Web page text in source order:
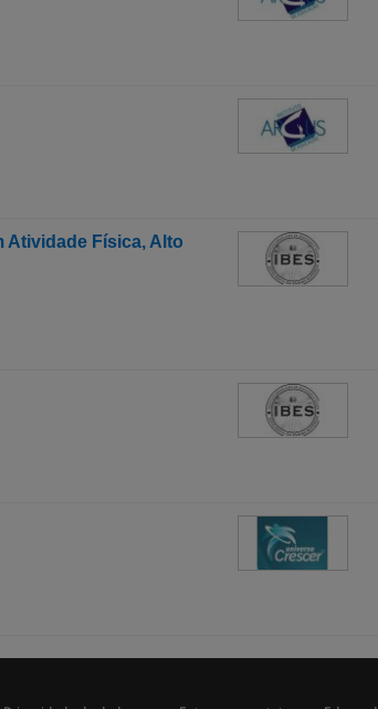
Atividade Física, Alto